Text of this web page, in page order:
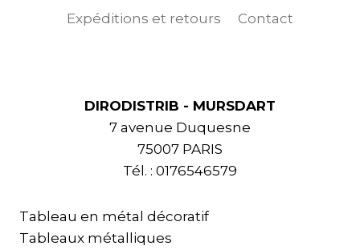
Expéditions et retours
Contact
DIRODISTRIB - MURSDART
7 avenue Duquesne
75007 PARIS
Tél. : 0176546579
Tableau en métal décoratif
Tableaux métalliques